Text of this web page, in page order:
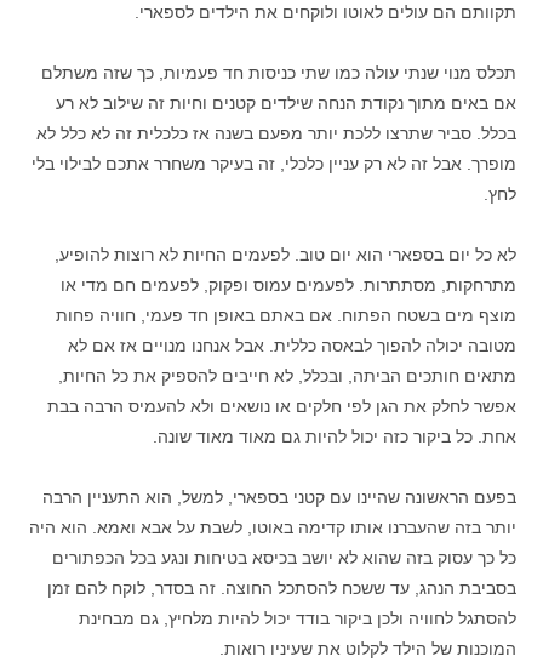
תקוותם הם עולים לאוטו ולוקחים את הילדים לספארי.
תכלס מנוי שנתי עולה כמו שתי כניסות חד פעמיות, כך שזה משתלם
אם באים מתוך נקודת הנחה שילדים קטנים וחיות זה שילוב לא רע
בכלל. סביר שתרצו ללכת יותר מפעם בשנה אז כלכלית זה לא כלל לא
מופרך. אבל זה לא רק עניין כלכלי, זה בעיקר משחרר אתכם לבילוי בלי
לחץ.
לא כל יום בספארי הוא יום טוב. לפעמים החיות לא רוצות להופיע,
מתרחקות, מסתתרות. לפעמים עמוס ופקוק, לפעמים חם מדי או
מוצף מים בשטח הפתוח. אם באתם באופן חד פעמי, חוויה פחות
מטובה יכולה להפוך לבאסה כללית. אבל אנחנו מנויים אז אם לא
מתאים חותכים הביתה, ובכלל, לא חייבים להספיק את כל החיות,
אפשר לחלק את הגן לפי חלקים או נושאים ולא להעמיס הרבה בבת
אחת. כל ביקור כזה יכול להיות גם מאוד מאוד שונה.
בפעם הראשונה שהיינו עם קטני בספארי, למשל, הוא התעניין הרבה
יותר בזה שהעברנו אותו קדימה באוטו, לשבת על אבא ואמא. הוא היה
כל כך עסוק בזה שהוא לא יושב בכיסא בטיחות ונגע בכל הכפתורים
בסביבת הנהג, עד ששכח להסתכל החוצה. זה בסדר, לוקח להם זמן
להסתגל לחוויה ולכן ביקור בודד יכול להיות מלחיץ, גם מבחינת
המוכנות של הילד לקלוט את שעיניו רואות.